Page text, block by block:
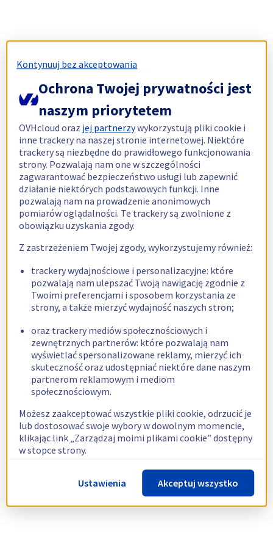
Kontynuuj bez akceptowania
Ochrona Twojej prywatności jest
naszym priorytetem
OVHcloud oraz jej partnerzywykorzystują pliki cookie i
inne trackery na naszej stronie internetowej. Niektóre
trackery są niezbędne do prawidłowego funkcjonowania
strony. Pozwalają nam one w szczególności
zagwarantować bezpieczeństwo usługi lub zapewnić
działanie niektórych podstawowych funkcji. Inne
pozwalają nam na prowadzenie anonimowych
pomiarów oglądalności. Te trackery są zwolnione z
obowiązku uzyskania zgody.
Z zastrzeżeniem Twojej zgody, wykorzystujemy również:
trackery wydajnościowe i personalizacyjne: które
pozwalają nam ulepszać Twoją nawigację zgodnie z
Twoimi preferencjami i sposobem korzystania ze
strony, a także mierzyć wydajność naszych stron;
oraz trackery mediów społecznościowych i
zewnętrznych partnerów: które pozwalają nam
wyświetlać spersonalizowane reklamy, mierzyć ich
skuteczność oraz udostępniać niektóre dane naszym
partnerom reklamowym i mediom
społecznościowym.
Możesz zaakceptować wszystkie pliki cookie, odrzucić je
lub dostosować swoje wybory w dowolnym momencie,
klikając link „Zarządzaj moimi plikami cookie” dostępny
w stopce strony.
Więcej informacji znajdziesz w naszejpolityce
dotyczącej wykorzystywania plików cookie.
Ustawienia Akceptuj wszystko